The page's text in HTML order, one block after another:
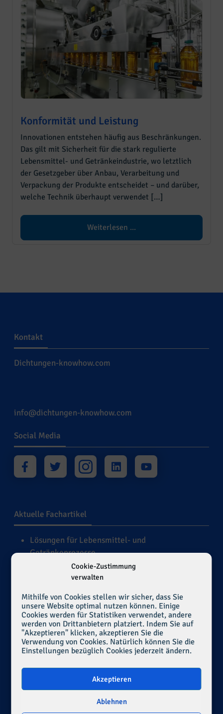
Cookie-Zustimmung
verwalten
Mithilfe von Cookies stellen wir sicher, dass Sie
unsere Website optimal nutzen können. Einige
Cookies werden für Statistiken verwendet, andere
werden von Drittanbietern platziert. Indem Sie auf
"Akzeptieren" klicken, akzeptieren Sie die
Verwendung von Cookies. Natürlich können Sie die
Einstellungen bezüglich Cookies jederzeit ändern.
Akzeptieren
Ablehnen
Konformität und Leistung
Innovationen entstehen häufig aus Beschränkungen.
Das gilt mit Sicherheit für die stark regulierte
Lebensmittel- und Getränkeindustrie, wo letztlich
der Gesetzgeber über Anbau, Verarbeitung und
Verpackung der Produkte entscheidet – und darüber,
welche Technik überhaupt verwendet […]
Weiterlesen ...
Kontakt
Dichtungen-knowhow.com
info@dichtungen-knowhow.com
Social Media
Aktuelle Fachartikel
Lösungen für Lebensmittel- und
Getränkeprozesse
Dichtungswerkstoffe für die Bergbau-,
mineralverarbeitende und Zementindustrie
luftigen Höhen
Konformität und Leistung
Flüssigkeitsfilm-Management